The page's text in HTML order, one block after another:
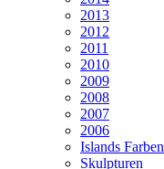
2013
2012
2011
2010
2009
2008
2007
2006
Islands Farben
Skulpturen